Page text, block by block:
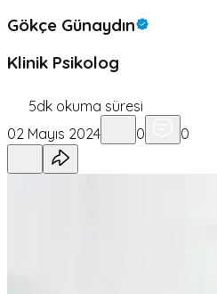
Gökçe Günaydın
Klinik Psikolog
5dk okuma süresi
02 Mayıs 2024
0 0